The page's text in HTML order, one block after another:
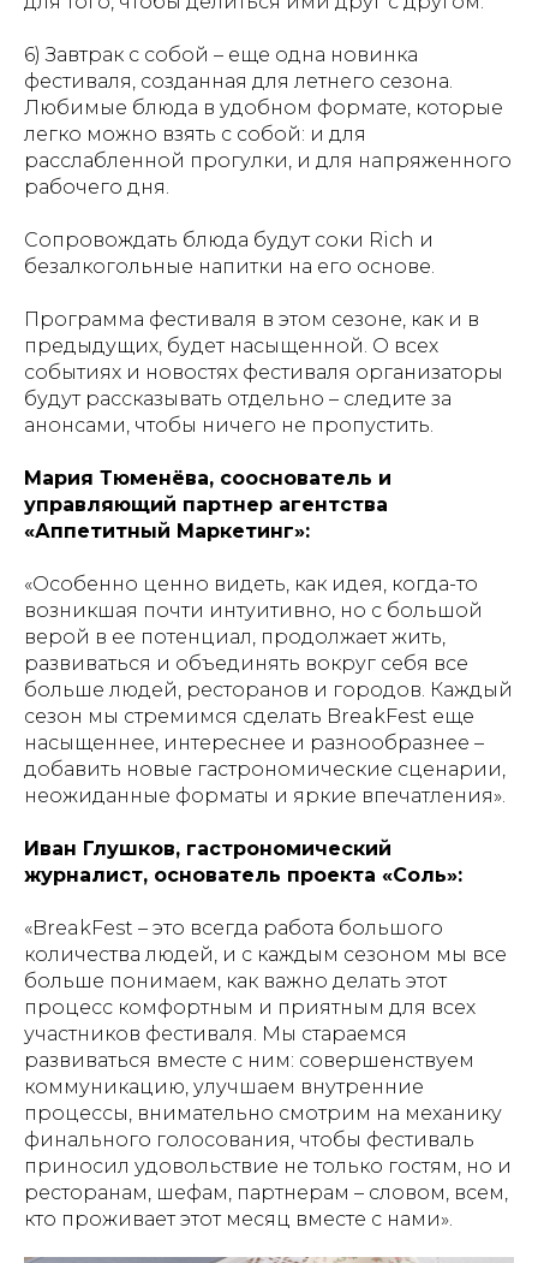
6) Завтрак с собой – еще одна новинка
фестиваля, созданная для летнего сезона.
Любимые блюда в удобном формате, которые
легко можно взять с собой: и для
расслабленной прогулки, и для напряженного
рабочего дня.
Сопровождать блюда будут соки Rich и
безалкогольные напитки на его основе.
Программа фестиваля в этом сезоне, как и в
предыдущих, будет насыщенной. О всех
событиях и новостях фестиваля организаторы
будут рассказывать отдельно – следите за
анонсами, чтобы ничего не пропустить.
Мария Тюменёва, сооснователь и
управляющий партнер агентства
«Аппетитный Маркетинг»:
«Особенно ценно видеть, как идея, когда-то
возникшая почти интуитивно, но с большой
верой в ее потенциал, продолжает жить,
развиваться и объединять вокруг себя все
больше людей, ресторанов и городов. Каждый
сезон мы стремимся сделать BreakFest еще
насыщеннее, интереснее и разнообразнее –
добавить новые гастрономические сценарии,
неожиданные форматы и яркие впечатления».
Иван Глушков, гастрономический
журналист, основатель проекта «Соль»:
«BreakFest – это всегда работа большого
количества людей, и с каждым сезоном мы все
больше понимаем, как важно делать этот
процесс комфортным и приятным для всех
участников фестиваля. Мы стараемся
развиваться вместе с ним: совершенствуем
коммуникацию, улучшаем внутренние
процессы, внимательно смотрим на механику
финального голосования, чтобы фестиваль
приносил удовольствие не только гостям, но и
ресторанам, шефам, партнерам – словом, всем,
кто проживает этот месяц вместе с нами».